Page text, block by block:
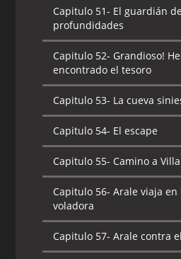
Capitulo 51- El guardián
profundidades
Capitulo 52- Grandioso!
encontrado el tesoro
Capitulo 53- La cueva
Capitulo 54- El escape
Capitulo 55- Camino a
Capitulo 56- Arale viaja en
voladora
Capitulo 57- Arale contra